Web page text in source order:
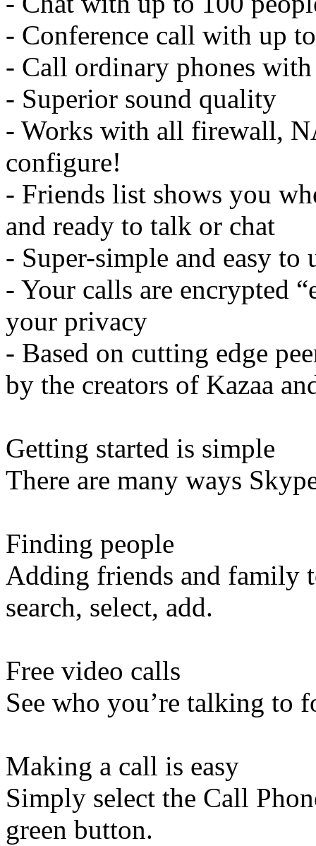
- Conference call with up
- Call ordinary phones
- Superior sound quality
- Works with all firewall,
configure!
- Friends list shows you
and ready to talk or chat
- Super-simple and easy to
- Your calls are encrypted
your privacy
- Based on cutting edge
by the creators of Kazaa
Getting started is simple
There are many ways
Finding people
Adding friends and family
search, select, add.
Free video calls
See who you’re talking to
Making a call is easy
Simply select the Call
green button.